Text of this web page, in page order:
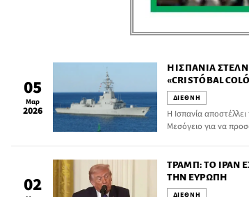
05
Μαρ
2026
H ΙΣΠΑΝΊΑ
«CRISTÓBAL
ΠΟΛΕΜΙΚΟΎ
ΔΙΕΘΝΗ
Η Ισπανία
Μεσόγειο για να
02
ΤΡΑΜΠ: ΤΟ ΙΡΆΝ
ΤΗΝ ΕΥΡΏΠΗ
ΔΙΕΘΝΗ